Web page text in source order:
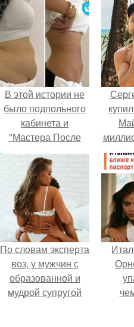
В этой истории не
было подпольного
кабинета и
"Мастера После
Двухнедельных
Курсов".
По словам эксперта
воз, у мужчин с
образованной и
мудрой супругой